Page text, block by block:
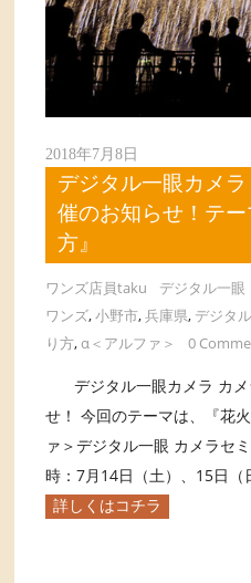
2018年7月8日
デジタル一眼カメ
催のお知らせ！テ
方』
ワンズ店員taku デジタル一眼
ワンズ,小野市,兵庫県, デジタ
り方,α＜アルファ＞ 0
デジタル一眼カメラ カメ
せ！ 今回のテーマは、『
ァ＞デジタル一眼 カメラセ
時：7月14日（土）、15日
詳しくはコチラ